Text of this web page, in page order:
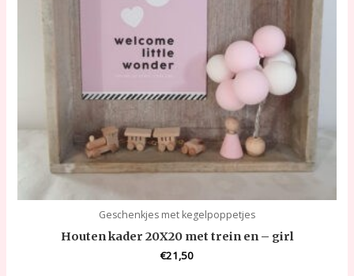
Geschenkjes met kegelpoppetjes
Houten kader 20X20 met trein en – girl
€21,50